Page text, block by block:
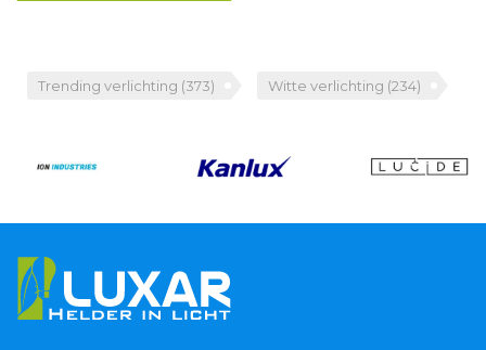
Trending verlichting (373) Witte verlichting (234)